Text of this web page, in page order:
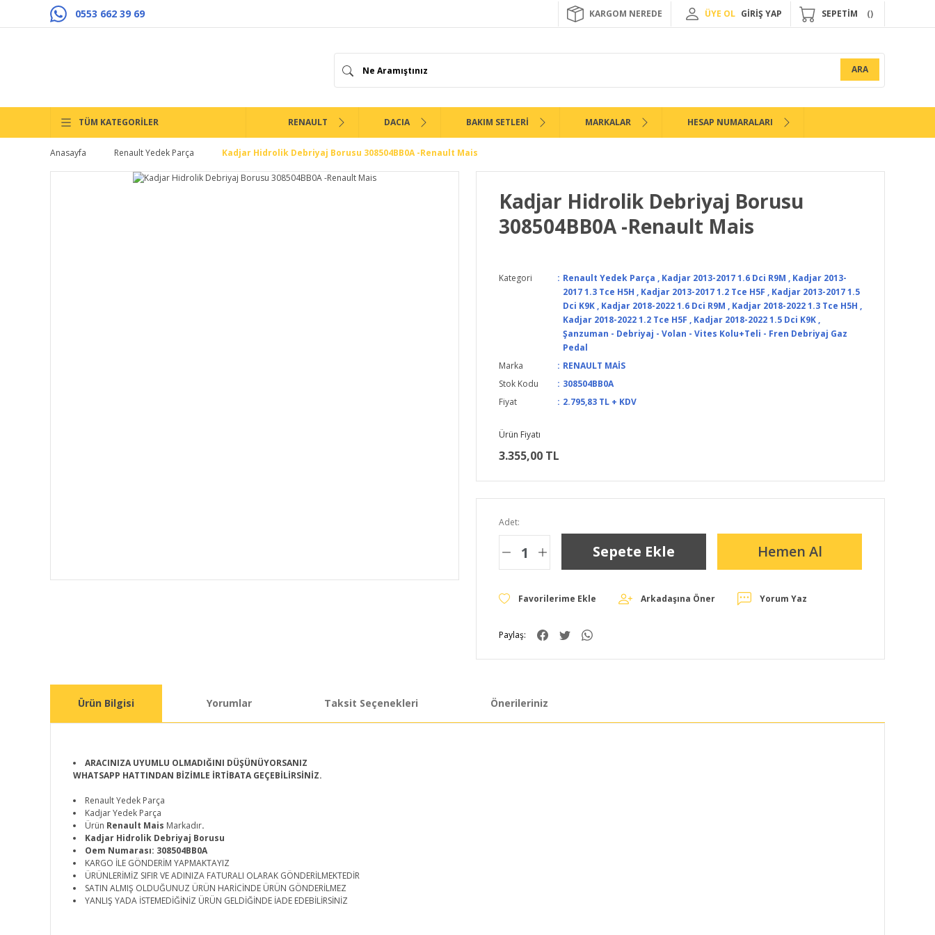
0553 662 39 69 KARGOM NEREDE ÜYE OL GİRİŞ YAP SEPETİM
ARA
TÜM KATEGORİLER RENAULT DACIA BAKIM SETLERİ MARKALAR HESAP NUMARALARI
Anasayfa Renault Yedek Parça Kadjar Hidrolik Debriyaj Borusu 308504BB0A -Renault Mais
Kadjar Hidrolik Debriyaj Borusu
308504BB0A -Renault Mais
Kategori Renault Yedek Parça , Kadjar 2013-2017 1.6 Dci R9M , Kadjar 2013-
2017 1.3 Tce H5H , Kadjar 2013-2017 1.2 Tce H5F , Kadjar 2013-2017 1.5
Dci K9K , Kadjar 2018-2022 1.6 Dci R9M , Kadjar 2018-2022 1.3 Tce H5H ,
Kadjar 2018-2022 1.2 Tce H5F , Kadjar 2018-2022 1.5 Dci K9K ,
Şanzuman - Debriyaj - Volan - Vites Kolu+Teli - Fren Debriyaj Gaz
Pedal
Marka
RENAULT MAİS
Stok Kodu
308504BB0A
Fiyat
2.795,83 TL + KDV
Ürün Fiyatı
3.355,00 TL
Adet:
Sepete Ekle Hemen Al
Arkadaşına Öner Yorum Yaz
Paylaş:
Ürün Bilgisi Yorumlar Taksit Seçenekleri Önerileriniz
ARACINIZA UYUMLU OLMADIĞINI DÜŞÜNÜYORSANIZ
WHATSAPP HATTINDAN BİZİMLE İRTİBATA GEÇEBİLİRSİNİZ.
Renault Yedek Parça
Kadjar Yedek Parça
Ürün Renault Mais Markadır.
Kadjar Hidrolik Debriyaj Borusu
Oem Numarası: 308504BB0A
KARGO İLE GÖNDERİM YAPMAKTAYIZ
ÜRÜNLERİMİZ SIFIR VE ADINIZA FATURALI OLARAK GÖNDERİLMEKTEDİR
SATIN ALMIŞ OLDUĞUNUZ ÜRÜN HARİCİNDE ÜRÜN GÖNDERİLMEZ
YANLIŞ YADA İSTEMEDİĞİNİZ ÜRÜN GELDİĞİNDE İADE EDEBİLİRSİNİZ